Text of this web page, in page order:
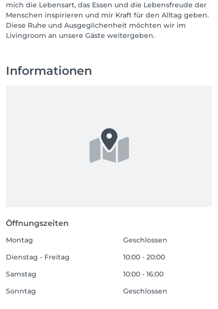
mich die Lebensart, das Essen und die Lebensfreude der
Menschen inspirieren und mir Kraft für den Alltag geben.
Diese Ruhe und Ausgeglichenheit möchten wir im
Livingroom an unsere Gäste weitergeben.
Informationen
Öffnungszeiten
Montag
Geschlossen
Dienstag - Freitag
10:00 - 20:00
Samstag
10:00 - 16:00
Sonntag
Geschlossen